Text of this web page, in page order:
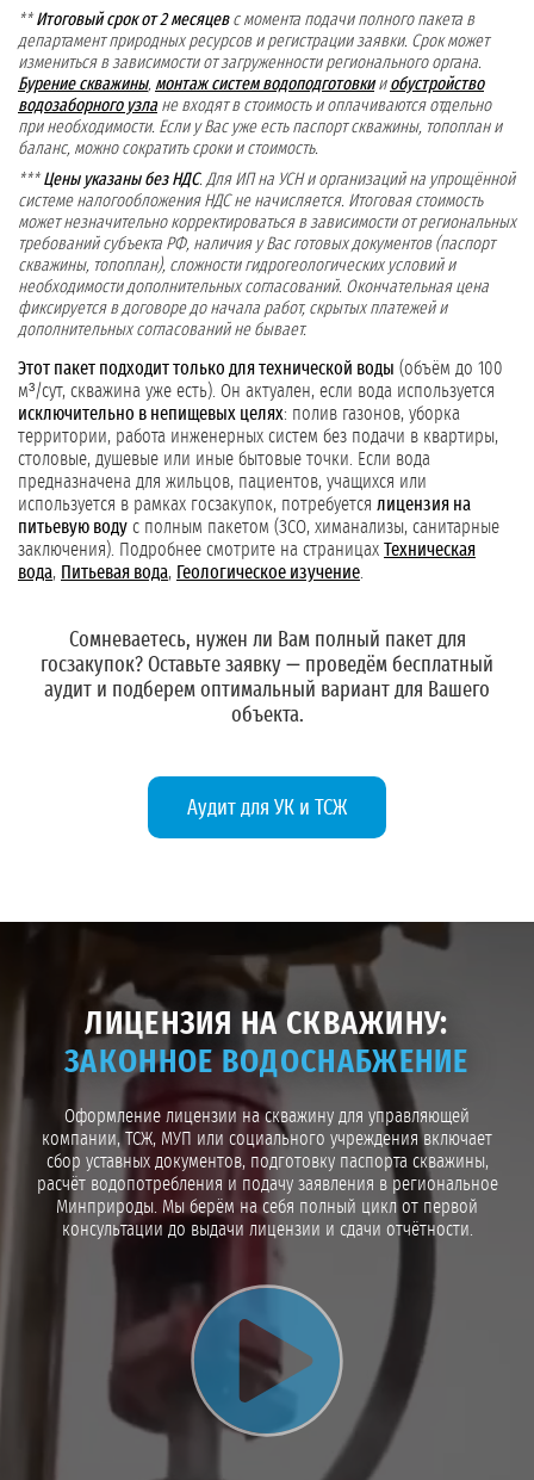
** Итоговый срок от 2 месяцевс момента подачи полного пакета в
департамент природных ресурсов и регистрации заявки. Срок может
измениться в зависимости от загруженности регионального органа.
Бурение скважины, монтаж систем водоподготовкии обустройство
водозаборного узлане входят в стоимость и оплачиваются отдельно
при необходимости. Если у Вас уже есть паспорт скважины, топоплан и
баланс, можно сократить сроки и стоимость.
*** Цены указаны без НДС. Для ИП на УСН и организаций на упрощённой
системе налогообложения НДС не начисляется. Итоговая стоимость
может незначительно корректироваться в зависимости от региональных
требований субъекта РФ, наличия у Вас готовых документов (паспорт
скважины, топоплан), сложности гидрогеологических условий и
необходимости дополнительных согласований. Окончательная цена
фиксируется в договоре до начала работ, скрытых платежей и
дополнительных согласований не бывает.
Этот пакет подходит только для технической воды (объём до 100
м³/сут, скважина уже есть). Он актуален, если вода используется
исключительно в непищевых целях: полив газонов, уборка
территории, работа инженерных систем без подачи в квартиры,
столовые, душевые или иные бытовые точки. Если вода
предназначена для жильцов, пациентов, учащихся или
используется в рамках госзакупок, потребуется лицензия на
питьевую воду с полным пакетом (ЗСО, химанализы, санитарные
заключения). Подробнее смотрите на страницах Техническая
вода, Питьевая вода, Геологическое изучение
Сомневаетесь, нужен ли Вам полный пакет для
госзакупок? Оставьте заявку — проведём бесплатный
аудит и подберем оптимальный вариант для Вашего
объекта.
Аудит для УК и ТСЖ
ЛИЦЕНЗИЯ НА СКВАЖИНУ:
ЗАКОННОЕ ВОДОСНАБЖЕНИЕ
Оформление лицензии на скважину для управляющей
компании, ТСЖ, МУП или социального учреждения включает
сбор уставных документов, подготовку паспорта скважины,
расчёт водопотребления и подачу заявления в региональное
Минприроды. Мы берём на себя полный цикл от первой
консультации до выдачи лицензии и сдачи отчётности.
Воспроизвести видео